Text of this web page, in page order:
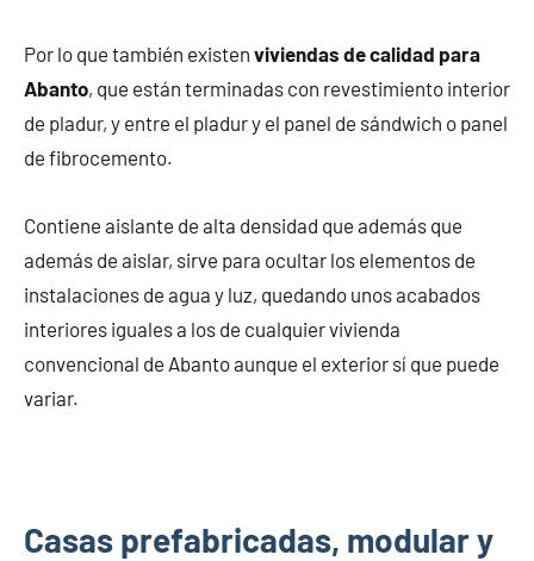
Por lo que también existen viviendas de calidad para
Abanto, que están terminadas con revestimiento interior
de pladur, y entre el pladur y el panel de sándwich o panel
de fibrocemento.
Contiene aislante de alta densidad que además que
además de aislar, sirve para ocultar los elementos de
instalaciones de agua y luz, quedando unos acabados
interiores iguales a los de cualquier vivienda
convencional de Abanto aunque el exterior sí que puede
variar.
Casas prefabricadas, modular y